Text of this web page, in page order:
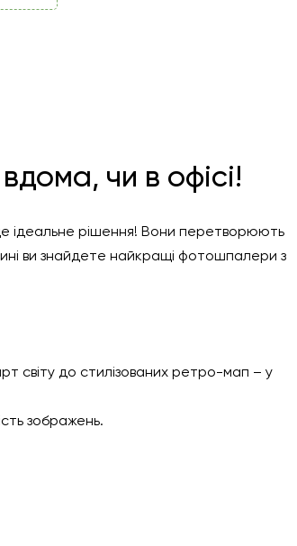
чи в офісі!
ідеальне рішення! Вони перетворюють
ви знайдете найкращі фотошпалери з
світу до стилізованих ретро-мап – у
зображень.